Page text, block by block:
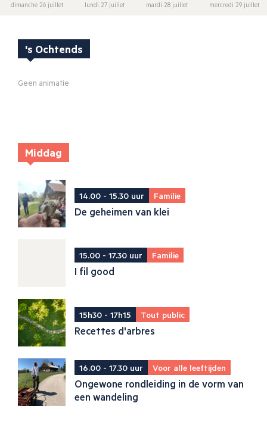
dimanche 26 juillet lundi 27 juillet mardi 28 juillet mercredi 29 juillet
's Ochtends
Geen animatie
Middag
14.00 - 15.30 uur Familie
De geheimen van klei
15.00 - 17.30 uur Familie
I fil good
15h30 - 17h15 Tout public
Recettes d'arbres
16.00 - 17.30 uur Voor alle leeftijden
Ongewone rondleiding in de vorm van
een wandeling